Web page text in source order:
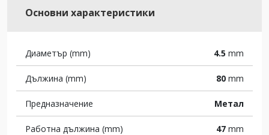
Основни характеристики
Диаметър (mm) 4.5 mm
Дължина (mm) 80 mm
Предназначение Метал
Работна дължина (mm) 47 mm